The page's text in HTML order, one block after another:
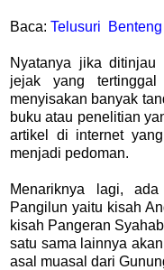
Baca: Telusuri
Nyatanya jika
jejak yang
menyisakan banyak
buku atau penelitian
artikel di internet
menjadi pedoman.
Menariknya lagi,
Pangilun yaitu kisah
kisah Pangeran
satu sama lainnya
asal muasal dari